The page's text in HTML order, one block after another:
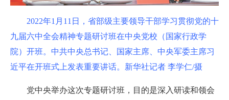
2022年1月11日，省部级主要领导干部学习贯彻党的十
九届六中全会精神专题研讨班在中央党校（国家行政学
院）开班。中共中央总书记、国家主席、中央军委主席习
近平在开班式上发表重要讲话。新华社记者 李学仁/摄
党中央举办这次专题研讨班，目的是深入研读和领会